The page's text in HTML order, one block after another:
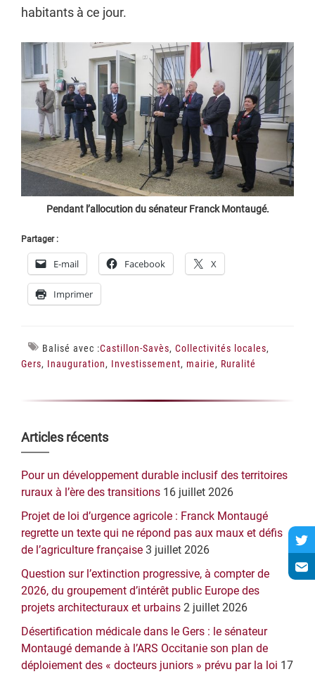
habitants à ce jour.
Pendant l’allocution du sénateur Franck Montaugé.
Partager :
E-mail Facebook X
Imprimer
Balisé avec :Castillon-Savès, Collectivités locales,
Gers, Inauguration, Investissement, mairie, Ruralité
Barre
latérale
principale
Articles récents
Pour un développement durable inclusif des territoires
ruraux à l’ère des transitions 16 juillet 2026
Projet de loi d’urgence agricole : Franck Montaugé
regrette un texte qui ne répond pas aux maux et défis
de l’agriculture française 3 juillet 2026
Question sur l’extinction progressive, à compter de
2026, du groupement d’intérêt public Europe des
projets architecturaux et urbains 2 juillet 2026
Désertification médicale dans le Gers : le sénateur
Montaugé demande à l’ARS Occitanie son plan de
déploiement des « docteurs juniors » prévu par la loi 17